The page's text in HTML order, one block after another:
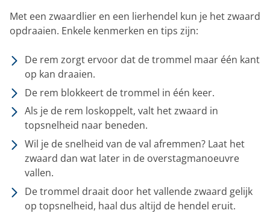
Met een zwaardlier en een lierhendel kun je het zwaard
opdraaien. Enkele kenmerken en tips zijn:
De rem zorgt ervoor dat de trommel maar één kant
op kan draaien.
De rem blokkeert de trommel in één keer.
Als je de rem loskoppelt, valt het zwaard in
topsnelheid naar beneden.
Wil je de snelheid van de val afremmen? Laat het
zwaard dan wat later in de overstagmanoeuvre
vallen.
De trommel draait door het vallende zwaard gelijk
op topsnelheid, haal dus altijd de hendel eruit.